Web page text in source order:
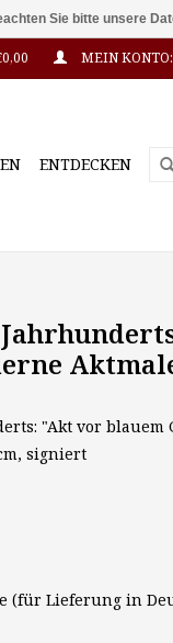
MEIN
ENTDECKEN
"Akt vor blauem
signiert
(für Lieferung in
Sie bitte unsere